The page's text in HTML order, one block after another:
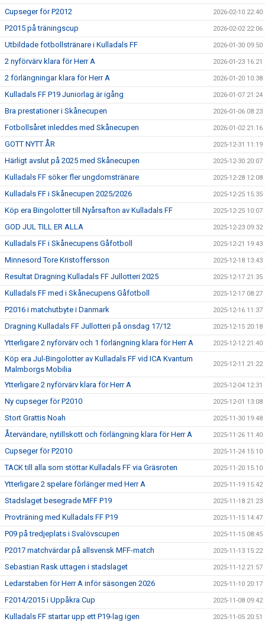
Cupseger för P2012 2026-02-10 22:40
P2015 på träningscup 2026-02-02 22:06
Utbildade fotbollstränare i Kulladals FF 2026-01-30 09:50
2 nyförvärv klara för Herr A 2026-01-23 16:21
2 förlängningar klara för Herr A 2026-01-20 10:38
Kulladals FF P19 Juniorlag är igång 2026-01-07 21:24
Bra prestationer i Skånecupen 2026-01-06 08:23
Fotbollsåret inleddes med Skånecupen 2026-01-02 21:16
GOTT NYTT ÅR 2025-12-31 11:19
Härligt avslut på 2025 med Skånecupen 2025-12-30 20:07
Kulladals FF söker fler ungdomstränare 2025-12-28 12:08
Kulladals FF i Skånecupen 2025/2026 2025-12-25 15:35
Köp era Bingolotter till Nyårsafton av Kulladals FF 2025-12-25 10:07
GOD JUL TILL ER ALLA 2025-12-23 09:32
Kulladals FF i Skånecupens Gåfotboll 2025-12-21 19:43
Minnesord Tore Kristoffersson 2025-12-18 13:43
Resultat Dragning Kulladals FF Jullotteri 2025 2025-12-17 21:35
Kulladals FF med i Skånecupens Gåfotboll 2025-12-17 08:27
P2016 i matchutbyte i Danmark 2025-12-16 11:37
Dragning Kulladals FF Jullotteri på onsdag 17/12 2025-12-15 20:18
Ytterligare 2 nyförvärv och 1 förlängning klara för Herr A 2025-12-12 21:40
Köp era Jul-Bingolotter av Kulladals FF vid ICA Kvantum
Malmborgs Mobilia
2025-12-11 21:22
Ytterligare 2 nyförvärv klara för Herr A 2025-12-04 12:31
Ny cupseger för P2010 2025-12-01 13:08
Stort Grattis Noah 2025-11-30 19:48
Återvändare, nytillskott och förlängning klara för Herr A 2025-11-26 11:40
Cupseger för P2010 2025-11-24 15:10
TACK till alla som stöttar Kulladals FF via Gräsroten 2025-11-20 15:10
Ytterligare 2 spelare förlänger med Herr A 2025-11-19 15:42
Stadslaget besegrade MFF P19 2025-11-18 21:23
Provträning med Kulladals FF P19 2025-11-15 14:47
P09 på tredjeplats i Svalövscupen 2025-11-15 08:45
P2017 matchvärdar på allsvensk MFF-match 2025-11-13 15:22
Sebastian Rask uttagen i stadslaget 2025-11-12 21:57
Ledarstaben för Herr A inför säsongen 2026 2025-11-10 20:17
F2014/2015 i Uppåkra Cup 2025-11-08 09:42
Kulladals FF startar upp ett P19-lag igen 2025-11-05 20:51